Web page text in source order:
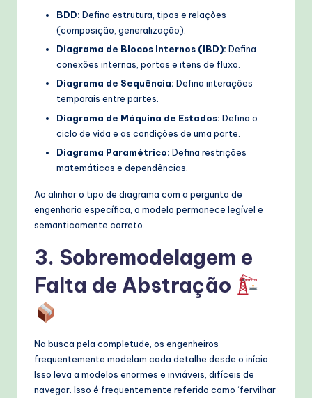
BDD: Defina estrutura, tipos e relações
(composição, generalização).
Diagrama de Blocos Internos (IBD): Defina
conexões internas, portas e itens de fluxo.
Diagrama de Sequência: Defina interações
temporais entre partes.
Diagrama de Máquina de Estados: Defina o
ciclo de vida e as condições de uma parte.
Diagrama Paramétrico: Defina restrições
matemáticas e dependências.
Ao alinhar o tipo de diagrama com a pergunta de
engenharia específica, o modelo permanece legível e
semanticamente correto.
3. Sobremodelagem e
Falta de Abstração
Na busca pela completude, os engenheiros
frequentemente modelam cada detalhe desde o início.
Isso leva a modelos enormes e inviáveis, difíceis de
navegar. Isso é frequentemente referido como ‘fervilhar